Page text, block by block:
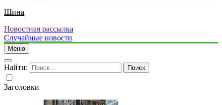
Шина
Новостная рассылка
Случайные новости
Меню
Найти:
Заголовки